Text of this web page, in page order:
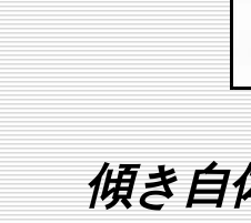
傾き自